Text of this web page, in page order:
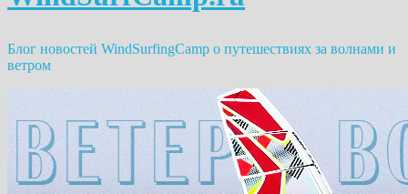
Блог новостей WindSurfingCamp о путешествиях за волнами и
ветром